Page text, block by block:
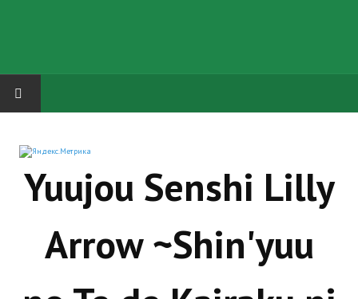
ГРУППА "КАРЛ ВЕЛИКИЙ"
Завершённые проекты
Русская биржа
Yuujou Senshi Lilly
Arrow ~Shin'yuu